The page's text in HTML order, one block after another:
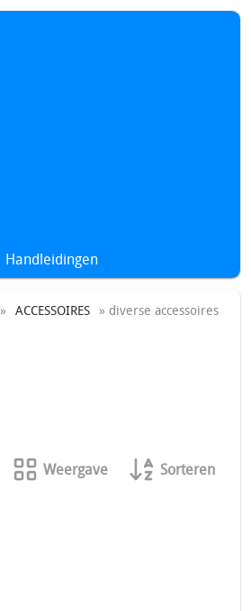
Handleidingen
» ACCESSOIRES » diverse accessoires
Weergave Sorteren